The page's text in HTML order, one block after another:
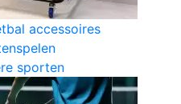
accessoires
sporten